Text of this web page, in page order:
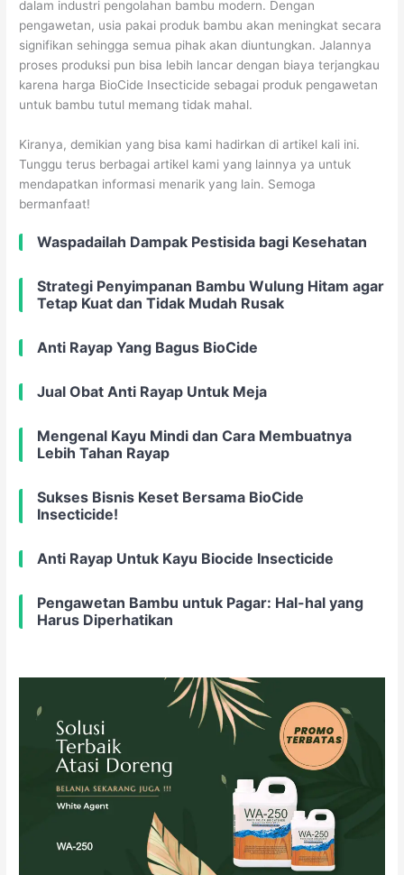
dalam industri pengolahan bambu modern. Dengan
pengawetan, usia pakai produk bambu akan meningkat secara
signifikan sehingga semua pihak akan diuntungkan. Jalannya
proses produksi pun bisa lebih lancar dengan biaya terjangkau
karena harga BioCide Insecticide sebagai produk pengawetan
untuk bambu tutul memang tidak mahal.
Kiranya, demikian yang bisa kami hadirkan di artikel kali ini.
Tunggu terus berbagai artikel kami yang lainnya ya untuk
mendapatkan informasi menarik yang lain. Semoga
bermanfaat!
Waspadailah Dampak Pestisida bagi Kesehatan
Strategi Penyimpanan Bambu Wulung Hitam agar
Tetap Kuat dan Tidak Mudah Rusak
Anti Rayap Yang Bagus BioCide
Jual Obat Anti Rayap Untuk Meja
Mengenal Kayu Mindi dan Cara Membuatnya
Lebih Tahan Rayap
Sukses Bisnis Keset Bersama BioCide
Insecticide!
Anti Rayap Untuk Kayu Biocide Insecticide
Pengawetan Bambu untuk Pagar: Hal-hal yang
Harus Diperhatikan